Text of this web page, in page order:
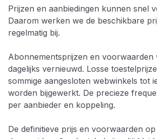
Prijzen en aanbiedingen kunnen snel
Daarom werken we de beschikbare
regelmatig bij.
Abonnementsprijzen en voorwaarden
dagelijks vernieuwd. Losse
sommige aangesloten webwinkels tot
worden bijgewerkt. De precieze
per aanbieder en koppeling.
De definitieve prijs en voorwaarden